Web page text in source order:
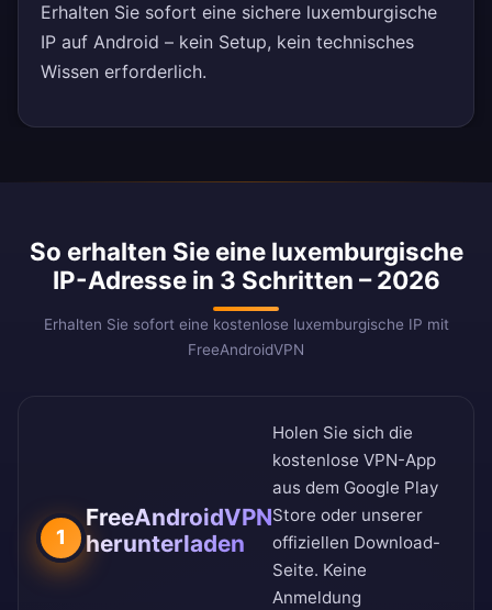
Erhalten Sie sofort eine sichere luxemburgische
IP auf Android – kein Setup, kein technisches
Wissen erforderlich.
So erhalten Sie eine luxemburgische
IP-Adresse in 3 Schritten – 2026
Erhalten Sie sofort eine kostenlose luxemburgische IP mit
FreeAndroidVPN
1
FreeAndroidVPN
herunterladen
Holen Sie sich die
kostenlose VPN-App
aus dem Google Play
Store oder unserer
offiziellen Download-
Seite. Keine
Anmeldung